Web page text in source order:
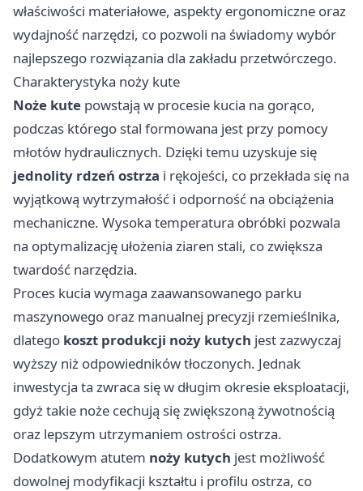
właściwości materiałowe, aspekty ergonomiczne oraz
wydajność narzędzi, co pozwoli na świadomy wybór
najlepszego rozwiązania dla zakładu przetwórczego.
Charakterystyka noży kute
Noże kute powstają w procesie kucia na gorąco,
podczas którego stal formowana jest przy pomocy
młotów hydraulicznych. Dzięki temu uzyskuje się
jednolity rdzeń ostrza i rękojeści, co przekłada się na
wyjątkową wytrzymałość i odporność na obciążenia
mechaniczne. Wysoka temperatura obróbki pozwala
na optymalizację ułożenia ziaren stali, co zwiększa
twardość narzędzia.
Proces kucia wymaga zaawansowanego parku
maszynowego oraz manualnej precyzji rzemieślnika,
dlatego koszt produkcji noży kutych jest zazwyczaj
wyższy niż odpowiedników tłoczonych. Jednak
inwestycja ta zwraca się w długim okresie eksploatacji,
gdyż takie noże cechują się zwiększoną żywotnością
oraz lepszym utrzymaniem ostrości ostrza.
Dodatkowym atutem noży kutych jest możliwość
dowolnej modyfikacji kształtu i profilu ostrza, co